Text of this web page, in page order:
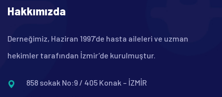
Hakkımızda
Derneğimiz, Haziran 1997’de hasta aileleri ve uzman
hekimler tarafından İzmir’de kurulmuştur.
858 sokak No:9 / 405 Konak – İZMİR